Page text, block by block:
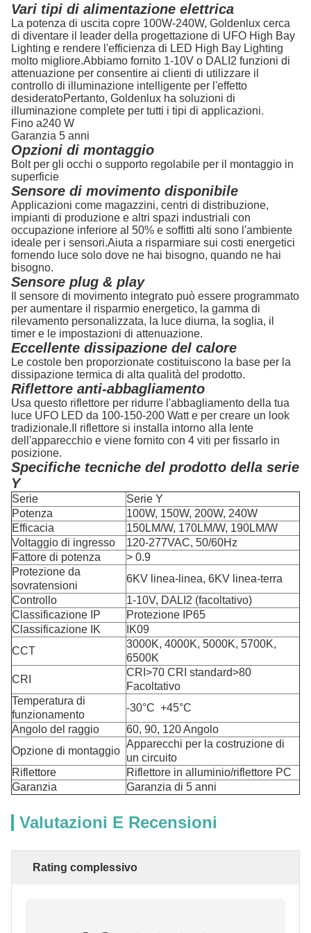
Vari tipi di alimentazione elettrica
La potenza di uscita copre 100W-240W, Goldenlux cerca
di diventare il leader della progettazione di UFO High Bay
Lighting e rendere l'efficienza di LED High Bay Lighting
molto migliore.Abbiamo fornito 1-10V o DALI2 funzioni di
attenuazione per consentire ai clienti di utilizzare il
controllo di illuminazione intelligente per l'effetto
desideratoPertanto, Goldenlux ha soluzioni di
illuminazione complete per tutti i tipi di applicazioni.
Fino a240 W
Garanzia 5 anni
Opzioni di montaggio
Bolt per gli occhi o supporto regolabile per il montaggio in
superficie
Sensore di movimento disponibile
Applicazioni come magazzini, centri di distribuzione,
impianti di produzione e altri spazi industriali con
occupazione inferiore al 50% e soffitti alti sono l'ambiente
ideale per i sensori.Aiuta a risparmiare sui costi energetici
fornendo luce solo dove ne hai bisogno, quando ne hai
bisogno.
Sensore plug & play
Il sensore di movimento integrato può essere programmato
per aumentare il risparmio energetico, la gamma di
rilevamento personalizzata, la luce diurna, la soglia, il
timer e le impostazioni di attenuazione.
Eccellente dissipazione del calore
Le costole ben proporzionate costituiscono la base per la
dissipazione termica di alta qualità del prodotto.
Riflettore anti-abbagliamento
Usa questo riflettore per ridurre l'abbagliamento della tua
luce UFO LED da 100-150-200 Watt e per creare un look
tradizionale.Il riflettore si installa intorno alla lente
dell'apparecchio e viene fornito con 4 viti per fissarlo in
posizione.
Specifiche tecniche del prodotto della serie
Y
Serie
Serie Y
Potenza
100W, 150W, 200W, 240W
Efficacia
150LM/W, 170LM/W, 190LM/W
Voltaggio di ingresso
120-277VAC, 50/60Hz
Fattore di potenza
> 0.9
Protezione da
sovratensioni
6KV linea-linea, 6KV linea-terra
Controllo
1-10V, DALI2 (facoltativo)
Classificazione IP
Protezione IP65
Classificazione IK
IK09
CCT
3000K, 4000K, 5000K, 5700K,
6500K
CRI
CRI>70 CRI standard>80
Facoltativo
Temperatura di
funzionamento
-30°C ️ +45°C
Angolo del raggio
60, 90, 120 Angolo
Opzione di montaggio
Apparecchi per la costruzione di
un circuito
Riflettore
Riflettore in alluminio/riflettore PC
Garanzia
Garanzia di 5 anni
Valutazioni E Recensioni
Rating complessivo